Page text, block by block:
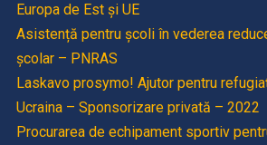
Europa de Est și UE
Asistență pentru școli în vederea
școlar – PNRAS
Laskavo prosymo! Ajutor pentru
Ucraina – Sponsorizare privată – 2022
Procurarea de echipament sportiv